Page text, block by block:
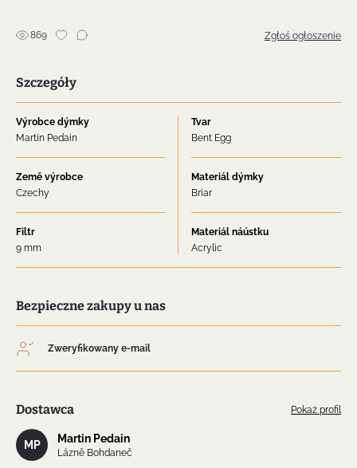
869 Zgłoś ogłoszenie
Szczegóły
Výrobce dýmky
Martin Pedain
Tvar
Bent Egg
Země výrobce
Czechy
Materiál dýmky
Briar
Filtr
9 mm
Materiál náústku
Acrylic
Bezpieczne zakupy u nas
Zweryfikowany e-mail
Dostawca Pokaż profil
MP Martin Pedain
Lázně Bohdaneč